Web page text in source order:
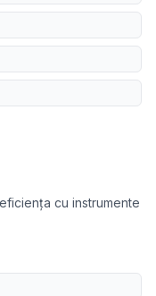
cu instrumente